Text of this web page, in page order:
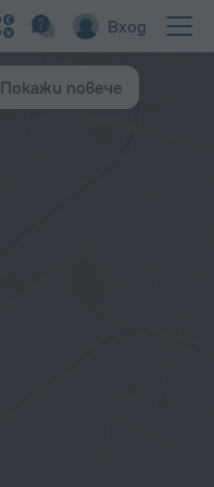
Вход
Покажи повече